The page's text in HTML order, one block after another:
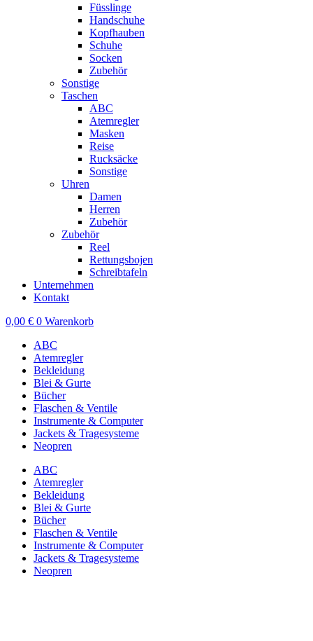
Füsslinge
Handschuhe
Kopfhauben
Schuhe
Socken
Zubehör
Sonstige
Taschen
ABC
Atemregler
Masken
Reise
Rucksäcke
Sonstige
Uhren
Damen
Herren
Zubehör
Zubehör
Reel
Rettungsbojen
Schreibtafeln
Unternehmen
Kontakt
0,00 € 0 Warenkorb
ABC
Atemregler
Bekleidung
Blei & Gurte
Bücher
Flaschen & Ventile
Instrumente & Computer
Jackets & Tragesysteme
Neopren
ABC
Atemregler
Bekleidung
Blei & Gurte
Bücher
Flaschen & Ventile
Instrumente & Computer
Jackets & Tragesysteme
Neopren